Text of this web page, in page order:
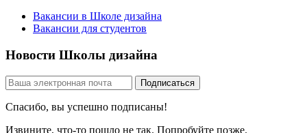
Вакансии в Школе дизайна
Вакансии для студентов
Новости Школы дизайна
Спасибо, вы успешно подписаны!
Извините, что-то пошло не так. Попробуйте позже.